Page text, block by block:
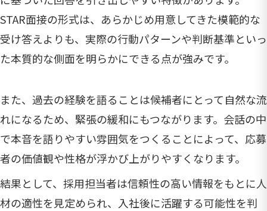
STAR面接の形式は、あらかじめ用意してきた模範的な
受け答えよりも、実際の行動パターンや判断基準といっ
た本質的な側面を明らかにできる点が強みです。
また、過去の経験を語ることは候補者にとって自然な流
れになるため、緊張の緩和にもつながります。会話の中
で本音を語りやすい雰囲気をつくることによって、応募
者の価値観や性格が浮かび上がりやすくなります。
結果として、採用担当者は信頼性の高い情報をもとに人
材の適性を見定められ、入社後に活躍する可能性を判